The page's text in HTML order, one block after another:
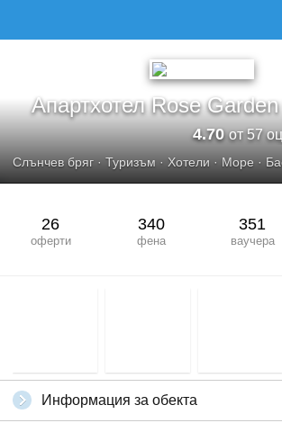
Апартхотел Rose
4.70от 57
Слънчев бряг · Туризъм · Хотели · Море ·
26
оферти
340
фена
351
ваучера
Информация за обекта